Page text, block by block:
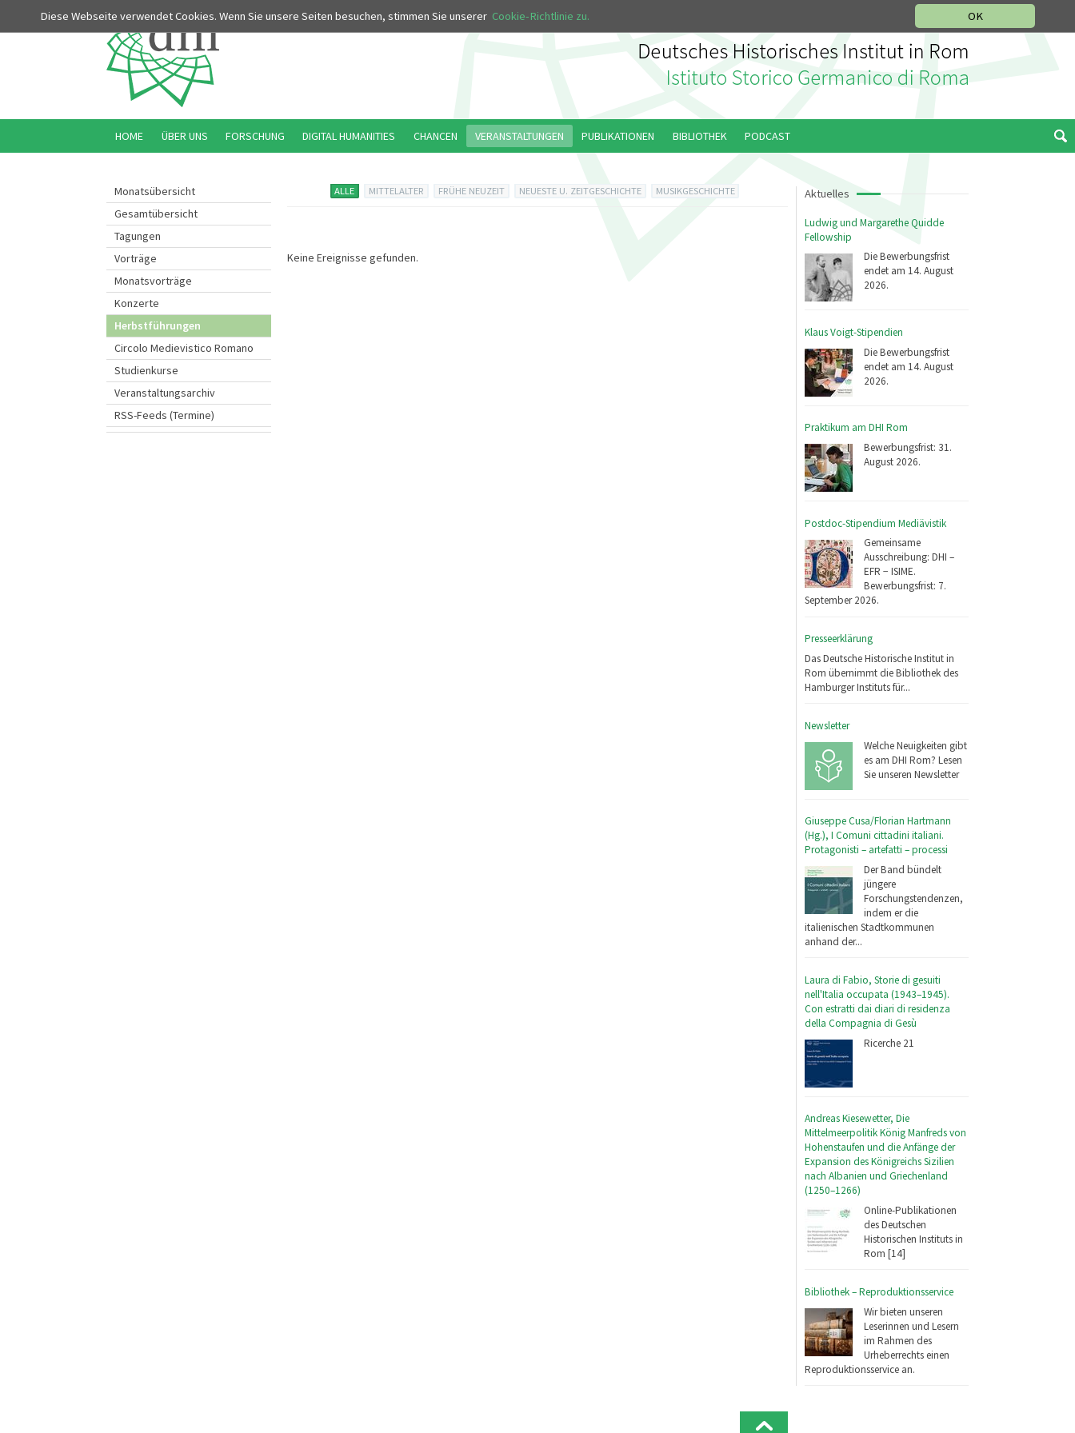
OK
Diese Webseite verwendet Cookies. Wenn Sie unsere Seiten besuchen, stimmen Sie unserer Cookie-Richtlinie zu.
Monatsübersicht
Gesamtübersicht
Tagungen
Vorträge
Monatsvorträge
Konzerte
Herbstführungen
Circolo Medievistico Romano
Studienkurse
Veranstaltungsarchiv
RSS-Feeds (Termine)
Aktuelles
Ludwig und Margarethe Quidde
Fellowship
Die Bewerbungsfrist
endet am 14. August
2026.
Klaus Voigt-Stipendien
Die Bewerbungsfrist
endet am 14. August
2026.
Praktikum am DHI Rom
Bewerbungsfrist: 31.
August 2026.
Postdoc-Stipendium Mediävistik
Gemeinsame
Ausschreibung: DHI –
EFR − ISIME.
Bewerbungsfrist: 7.
September 2026.
Presseerklärung
Das Deutsche Historische Institut in
Rom übernimmt die Bibliothek des
Hamburger Instituts für...
Newsletter
Welche Neuigkeiten gibt
es am DHI Rom? Lesen
Sie unseren Newsletter
Giuseppe Cusa/Florian Hartmann
(Hg.), I Comuni cittadini italiani.
Protagonisti – artefatti – processi
Der Band bündelt
jüngere
Forschungstendenzen,
indem er die
italienischen Stadtkommunen
anhand der...
Laura di Fabio, Storie di gesuiti
nell'Italia occupata (1943–1945).
Con estratti dai diari di residenza
della Compagnia di Gesù
Ricerche 21
Andreas Kiesewetter, Die
Mittelmeerpolitik König Manfreds von
Hohenstaufen und die Anfänge der
Expansion des Königreichs Sizilien
nach Albanien und Griechenland
(1250–1266)
Online-Publikationen
des Deutschen
Historischen Instituts in
Rom [14]
Bibliothek – Reproduktionsservice
Wir bieten unseren
Leserinnen und Lesern
im Rahmen des
Urheberrechts einen
Reproduktionsservice an.
ALLE MITTELALTER FRÜHE NEUZEIT NEUESTE U. ZEITGESCHICHTE MUSIKGESCHICHTE
Keine Ereignisse gefunden.
HOME ÜBER UNS FORSCHUNG DIGITAL HUMANITIES CHANCEN VERANSTALTUNGEN PUBLIKATIONEN BIBLIOTHEK PODCAST